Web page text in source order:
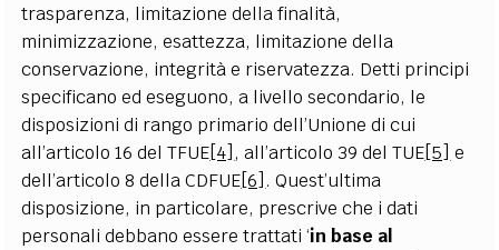
trasparenza, limitazione della finalità,
minimizzazione, esattezza, limitazione della
conservazione, integrità e riservatezza. Detti principi
specificano ed eseguono, a livello secondario, le
disposizioni di rango primario dell’Unione di cui
all’articolo 16 del TFUE[4] , all’articolo 39 del TUE[5] e
dell’articolo 8 della CDFUE[6] . Quest’ultima
disposizione, in particolare, prescrive che i dati
personali debbano essere trattati ‘in base al